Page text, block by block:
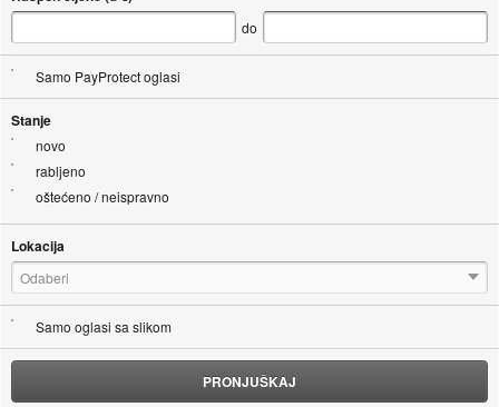
do
Samo PayProtect oglasi
Stanje
novo
rabljeno
oštećeno / neispravno
Lokacija
Odaberi
Samo oglasi sa slikom
PRONJUŠKAJ